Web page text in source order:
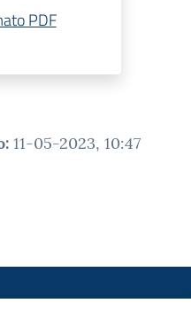
PDF
: 11-05-2023, 10:47